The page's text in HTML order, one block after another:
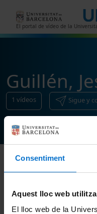
Consentiment
Aquest lloc web
El lloc web de la
El portal de vídeo de la
Guillén,
1 vídeos Sigue y
Ordenar